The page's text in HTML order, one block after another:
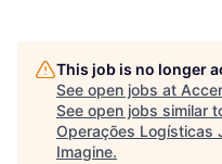
This job is no longer
See open jobs at
See open jobs similar
Operações Logísticas
Imagine.